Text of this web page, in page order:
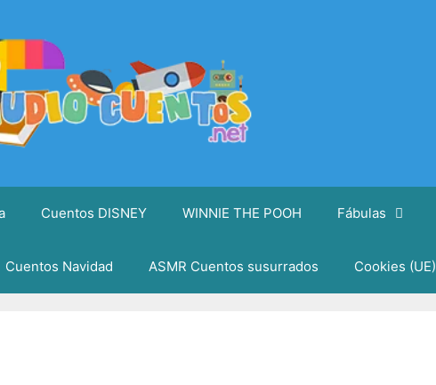
Cuentos DISNEY WINNIE THE POOH Fábulas
Cuentos Navidad ASMR Cuentos susurrados Cookies (UE)